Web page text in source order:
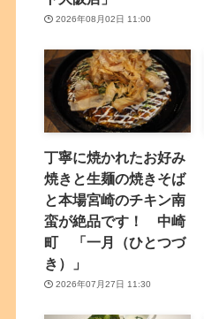
2026年08月02日 11:00
丁寧に焼かれたお好み
焼きと生麺の焼きそば
と本場宮崎のチキン南
蛮が絶品です！ 中崎
町 「一月（ひとつづ
き）」
2026年07月27日 11:30